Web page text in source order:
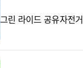
그린 라이드 공유자전거